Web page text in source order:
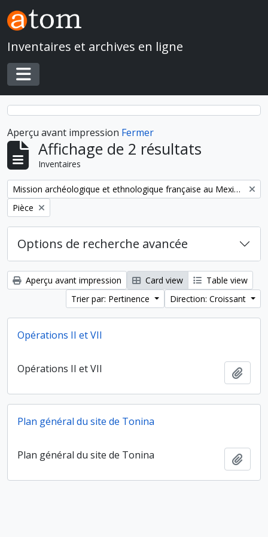
Skip to main content
Inventaires et archives en ligne
Toggle navigation
Aperçu avant impression Fermer
Affichage de 2 résultats
Inventaires
Remove filter:
Mission archéologique et ethnologique française au Mexique
Remove filter:
Pièce
Options de recherche avancée
Aperçu avant impression Card view
Table view
Trier par: Pertinence
Direction: Croissant
Opérations II et VII
Opérations II et VII
Plan général du site de Tonina
Plan général du site de Tonina